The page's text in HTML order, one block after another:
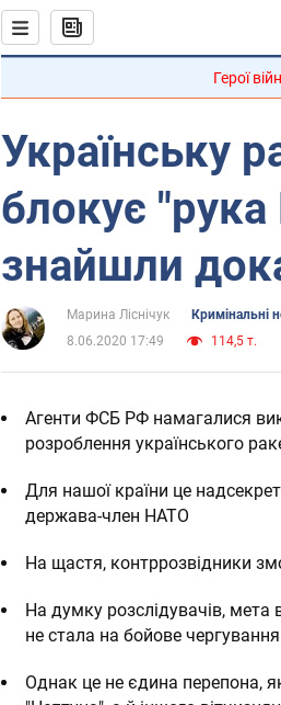
Герої
Українську
блокує
знайшли
Марина Ліснічук
Кримінальні
8.06.2020 17:49
114,5 т.
Агенти ФСБ РФ намагалися
розроблення українського
Для нашої країни це
держава-член НАТО
На щастя, контррозвідники
На думку розслідувачів,
не стала на бойове чергування
Однак це не єдина перепона,